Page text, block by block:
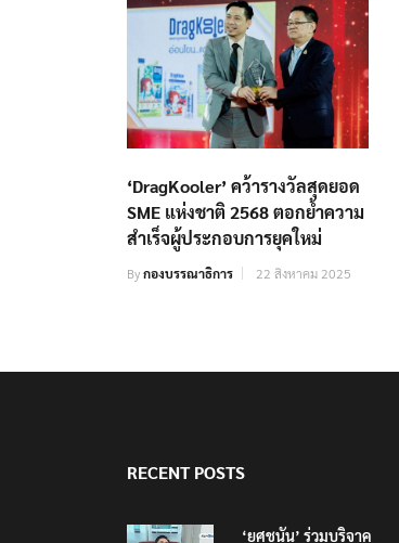
‘DragKooler’ คว้ารางวัลสุดยอด
SME แห่งชาติ 2568 ตอกย้ำความ
สำเร็จผู้ประกอบการยุคใหม่
Byกองบรรณาธิการ 22 สิงหาคม 2025
RECENT POSTS
‘ยศชนัน’ ร่วมบริจาค